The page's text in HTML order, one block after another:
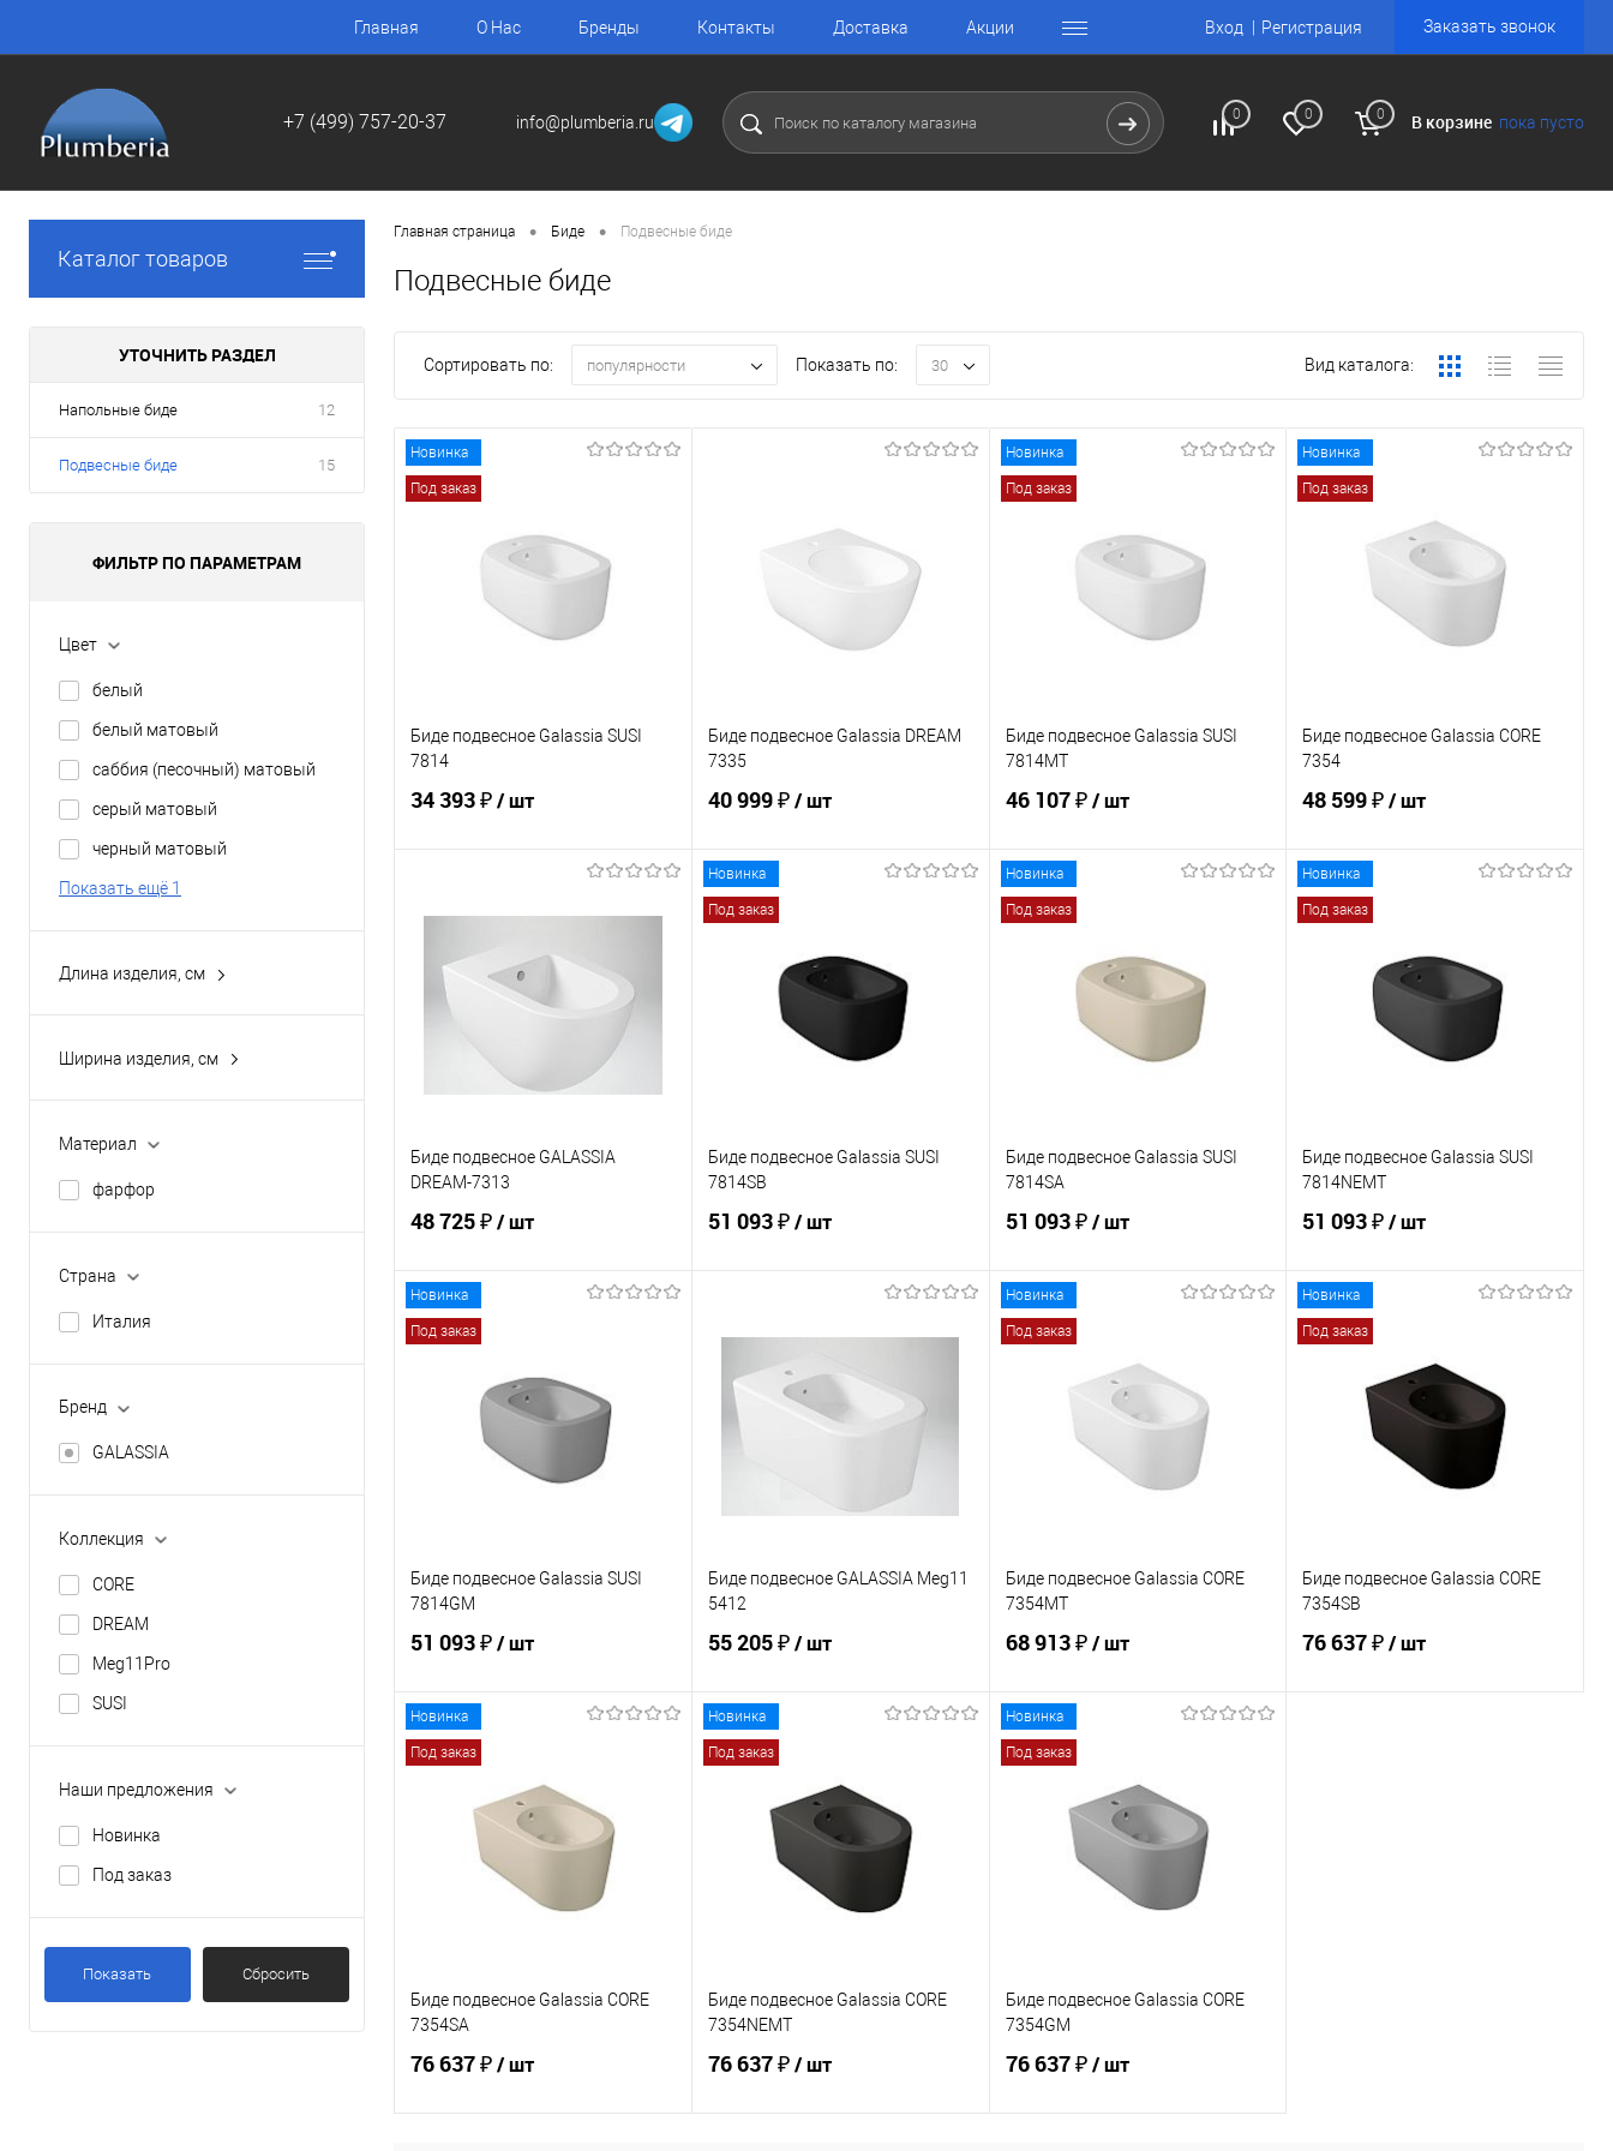
Главная О Нас Бренды Контакты Доставка Акции Вход Регистрация Заказать звонок
+7 (499) 757-20-37 info@plumberia.ru 0 0 0 В корзине пока пусто
Каталог товаров
УТОЧНИТЬ РАЗДЕЛ
Напольные биде 12
Подвесные биде 15
ФИЛЬТР ПО ПАРАМЕТРАМ
Цвет
белый
белый матовый
саббия (песочный) матовый
серый матовый
черный матовый
Показать ещё 1
Длина изделия, см
Ширина изделия, см
56
Материал
фарфор
Страна
Италия
Бренд
GALASSIA
Коллекция
CORE
DREAM
Meg11Pro
SUSI
Наши предложения
Новинка
Под заказ
Показать Сбросить
Главная страница • Биде • Подвесные биде
Подвесные биде
Сортировать по: популярности Показать по: 30 Вид каталога:
Новинка
Под заказ
Биде подвесное Galassia SUSI
7814
34 393 ₽/ шт
Купить в 1 клик
Сравнение
В избранное
Под заказ
Биде подвесное Galassia DREAM
7335
40 999 ₽/ шт
Купить в 1 клик
Сравнение
В избранное
Под заказ
Новинка
Под заказ
Биде подвесное Galassia SUSI
7814MT
46 107 ₽/ шт
Купить в 1 клик
Сравнение
В избранное
Под заказ
Новинка
Под заказ
Биде подвесное Galassia CORE
7354
48 599 ₽/ шт
Купить в 1 клик
Сравнение
В избранное
Под заказ
Биде подвесное GALASSIA
DREAM-7313
48 725 ₽/ шт
Купить в 1 клик
Сравнение
В избранное
В наличии
Новинка
Под заказ
Биде подвесное Galassia SUSI
7814SB
51 093 ₽/ шт
Купить в 1 клик
В избранное
Новинка
Под заказ
Биде подвесное Galassia SUSI
7814SA
51 093 ₽/ шт
Купить в 1 клик
Сравнение
Под заказ
Новинка
Под заказ
Биде подвесное Galassia SUSI
7814NEMT
51 093 ₽/ шт
Купить в 1 клик
Сравнение
В избранное
Под заказ
Новинка
Под заказ
Биде подвесное Galassia SUSI
7814GM
51 093 ₽/ шт
Купить в 1 клик
Сравнение
В избранное
Под заказ
Биде подвесное GALASSIA Meg11
5412
55 205 ₽/ шт
Купить в 1 клик
Сравнение
В избранное
В наличии
Новинка
Под заказ
Биде подвесное Galassia CORE
7354MT
68 913 ₽/ шт
Купить в 1 клик
Сравнение
В избранное
Под заказ
Новинка
Под заказ
Биде подвесное Galassia CORE
7354SB
76 637 ₽/ шт
Новинка
Под заказ
Биде подвесное Galassia CORE
7354SA
76 637 ₽/ шт
Новинка
Под заказ
Биде подвесное Galassia CORE
7354NEMT
76 637 ₽/ шт
Новинка
Под заказ
Биде подвесное Galassia CORE
7354GM
76 637 ₽/ шт